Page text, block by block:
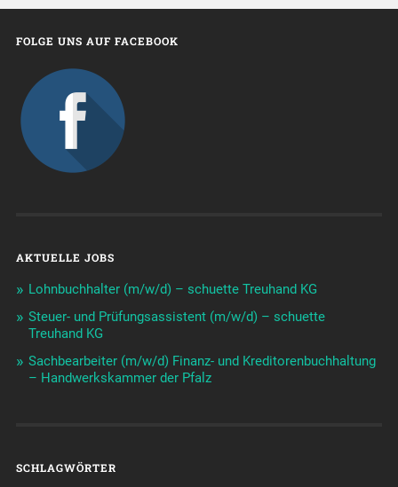
FOLGE UNS AUF FACEBOOK
AKTUELLE JOBS
Lohnbuchhalter (m/w/d) – schuette Treuhand KG
Steuer- und Prüfungsassistent (m/w/d) – schuette
Treuhand KG
Sachbearbeiter (m/w/d) Finanz- und Kreditorenbuchhaltung
– Handwerkskammer der Pfalz
SCHLAGWÖRTER